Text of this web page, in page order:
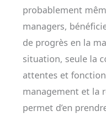
probablement
managers,
de progrès en la
situation, seule la
attentes et
management et la
permet d’en